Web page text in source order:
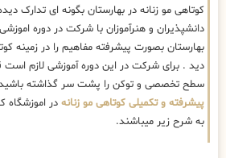
کوتاهی مو زنانه در بهارستان بگونه ای تدارک
دانشپذیران و هنرآموزان با شرکت در دوره
بهارستان بصورت پیشرفته مفاهیم را در زمینه
دید . برای شرکت در این دوره آموزشی لازم است
سطح تخصصی و توکن را پشت سر گذاشته
پیشرفته و تکمیلی کوتاهی مو زنانه در اموزشگاه
به شرح زیر میباشند.